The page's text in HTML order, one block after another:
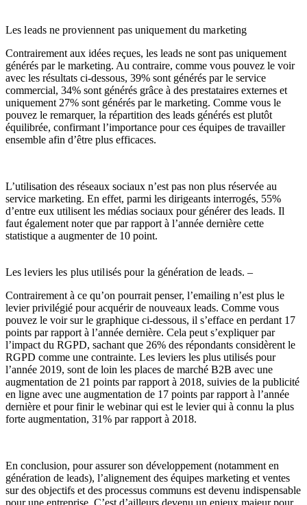
Les leads ne proviennent pas uniquement du marketing
Contrairement aux idées reçues, les leads ne sont pas uniquement
générés par le marketing. Au contraire, comme vous pouvez le voir
avec les résultats ci-dessous, 39% sont générés par le service
commercial, 34% sont générés grâce à des prestataires externes et
uniquement 27% sont générés par le marketing. Comme vous le
pouvez le remarquer, la répartition des leads générés est plutôt
équilibrée, confirmant l’importance pour ces équipes de travailler
ensemble afin d’être plus efficaces.
L’utilisation des réseaux sociaux n’est pas non plus réservée au
service marketing. En effet, parmi les dirigeants interrogés, 55%
d’entre eux utilisent les médias sociaux pour générer des leads. Il
faut également noter que par rapport à l’année dernière cette
statistique a augmenter de 10 point.
Les leviers les plus utilisés pour la génération de leads. –
Contrairement à ce qu’on pourrait penser, l’emailing n’est plus le
levier privilégié pour acquérir de nouveaux leads. Comme vous
pouvez le voir sur le graphique ci-dessous, il s’efface en perdant 17
points par rapport à l’année dernière. Cela peut s’expliquer par
l’impact du RGPD, sachant que 26% des répondants considèrent le
RGPD comme une contrainte. Les leviers les plus utilisés pour
l’année 2019, sont de loin les places de marché B2B avec une
augmentation de 21 points par rapport à 2018, suivies de la publicité
en ligne avec une augmentation de 17 points par rapport à l’année
dernière et pour finir le webinar qui est le levier qui à connu la plus
forte augmentation, 31% par rapport à 2018.
En conclusion, pour assurer son développement (notamment en
génération de leads), l’alignement des équipes marketing et ventes
sur des objectifs et des processus communs est devenu indispensable
pour une entreprise. C’est d’ailleurs devenu un enjeux majeur pour